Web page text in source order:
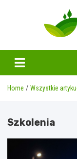
Home Wszystkie
Szkolenia